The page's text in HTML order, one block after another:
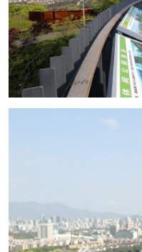
辽宁 吉林
浙江 安徽
山东 河南
广东 广西
多语种频道